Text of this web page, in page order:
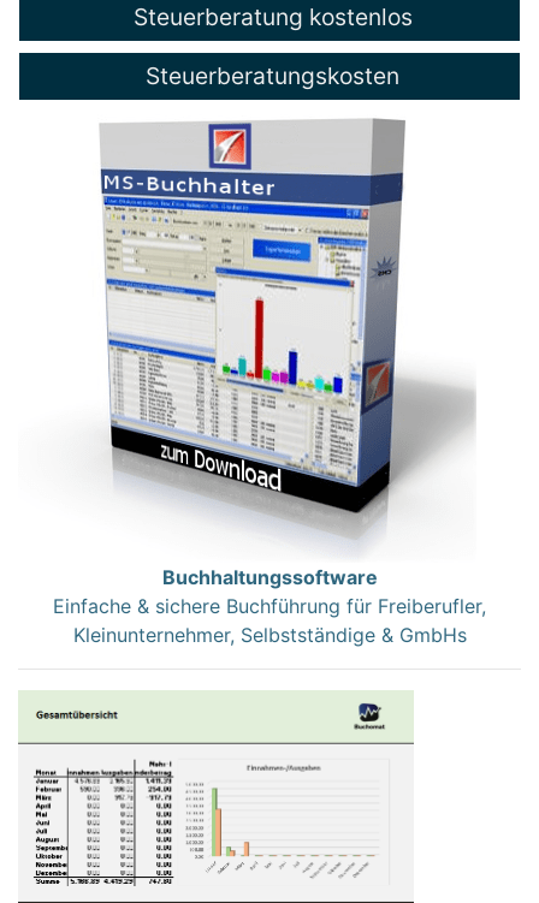
Steuerberatung kostenlos
Steuerberatungskosten
Buchhaltungssoftware
Einfache & sichere Buchführung für Freiberufler,
Kleinunternehmer, Selbstständige & GmbHs